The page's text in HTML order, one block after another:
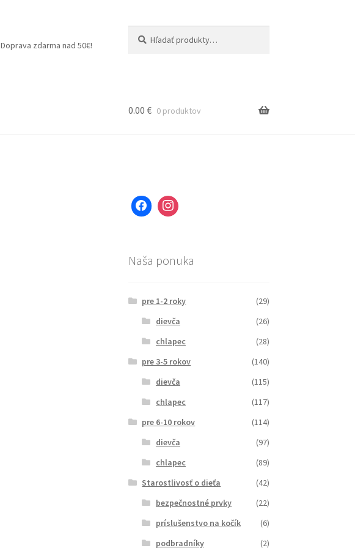
Doprava zdarma nad 50€!
0.00 € 0 produktov
Naša ponuka
pre 1-2 roky
(29)
dievča
(26)
chlapec
(28)
pre 3-5 rokov
(140)
dievča
(115)
chlapec
(117)
pre 6-10 rokov
(114)
dievča
(97)
chlapec
(89)
Starostlivosť o dieťa
(42)
bezpečnostné prvky
(22)
príslušenstvo na kočík
(6)
podbradníky
(2)